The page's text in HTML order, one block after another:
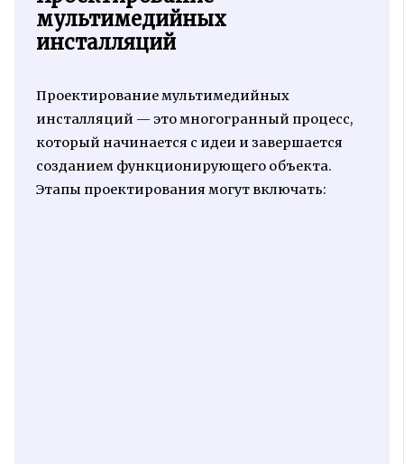
мультимедийных
инсталляций
Проектирование мультимедийных
инсталляций — это многогранный процесс,
который начинается с идеи и завершается
созданием функционирующего объекта.
Этапы проектирования могут включать: